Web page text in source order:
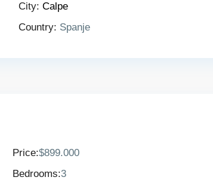
City: Calpe
Country: Spanje
Price:$899.000
Bedrooms:3